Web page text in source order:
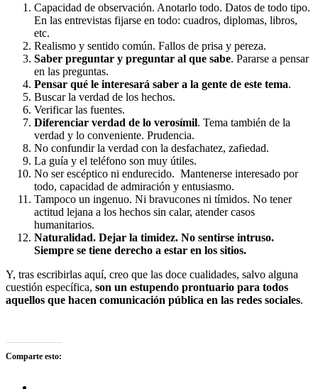
Capacidad de observación. Anotarlo todo. Datos de todo tipo.
En las entrevistas fijarse en todo: cuadros, diplomas, libros,
etc.
Realismo y sentido común. Fallos de prisa y pereza.
Saber preguntar y preguntar al que sabe. Pararse a pensar
en las preguntas.
Pensar qué le interesará saber a la gente de este tema.
Buscar la verdad de los hechos.
Verificar las fuentes.
Diferenciar verdad de lo verosímil. Tema también de la
verdad y lo conveniente. Prudencia.
No confundir la verdad con la desfachatez, zafiedad.
La guía y el teléfono son muy útiles.
No ser escéptico ni endurecido. Mantenerse interesado por
todo, capacidad de admiración y entusiasmo.
Tampoco un ingenuo. Ni bravucones ni tímidos. No tener
actitud lejana a los hechos sin calar, atender casos
humanitarios.
Naturalidad. Dejar la timidez. No sentirse intruso.
Siempre se tiene derecho a estar en los sitios.
Y, tras escribirlas aquí, creo que las doce cualidades, salvo alguna
cuestión específica, son un estupendo prontuario para todos
aquellos que hacen comunicación pública en las redes sociales.
Comparte esto: